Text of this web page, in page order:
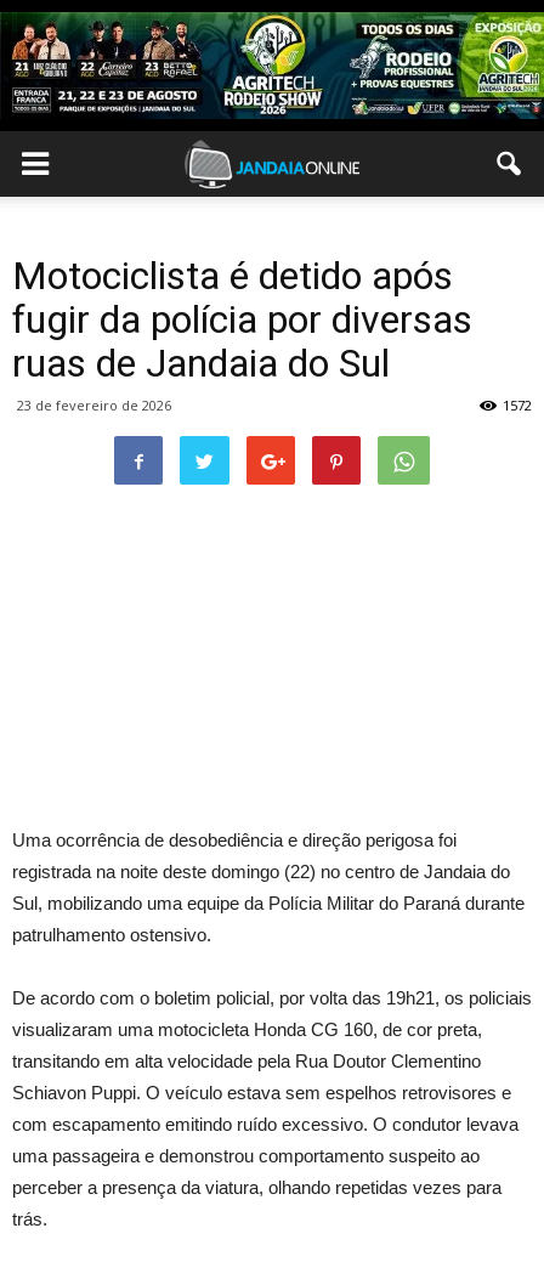
Motociclista é detido após
fugir da polícia por diversas
ruas de Jandaia do Sul
23 de fevereiro de 2026 1572
Uma ocorrência de desobediência e direção perigosa foi
registrada na noite deste domingo (22) no centro de Jandaia do
Sul, mobilizando uma equipe da Polícia Militar do Paraná durante
patrulhamento ostensivo.
De acordo com o boletim policial, por volta das 19h21, os policiais
visualizaram uma motocicleta Honda CG 160, de cor preta,
transitando em alta velocidade pela Rua Doutor Clementino
Schiavon Puppi. O veículo estava sem espelhos retrovisores e
com escapamento emitindo ruído excessivo. O condutor levava
uma passageira e demonstrou comportamento suspeito ao
perceber a presença da viatura, olhando repetidas vezes para
trás.